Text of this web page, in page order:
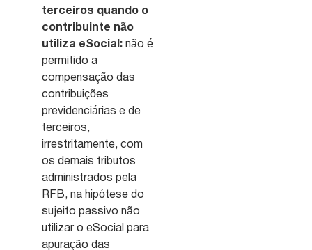
terceiros quando o
contribuinte não
utiliza eSocial: não é
permitido a
compensação das
contribuições
previdenciárias e de
terceiros,
irrestritamente, com
os demais tributos
administrados pela
RFB, na hipótese do
sujeito passivo não
utilizar o eSocial para
apuração das